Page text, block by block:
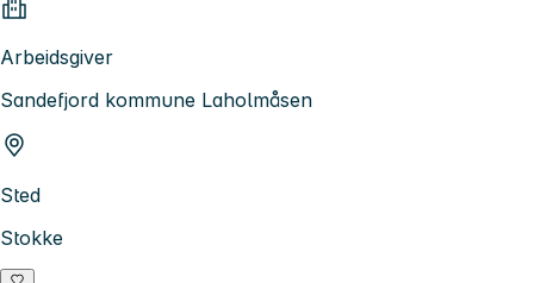
Arbeidsgiver
Sandefjord kommune Laholmåsen
Sted
Stokke